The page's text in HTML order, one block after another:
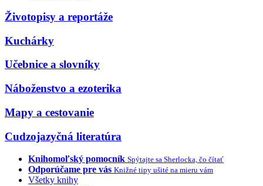
Životopisy a reportáže
Kuchárky
Učebnice a slovníky
Náboženstvo a ezoterika
Mapy a cestovanie
Cudzojazyčná literatúra
Knihomoľský pomocník Spýtajte sa Sherlocka, čo čítať
Odporúčame pre vás Knižné tipy ušité na mieru vám
Všetky knihy